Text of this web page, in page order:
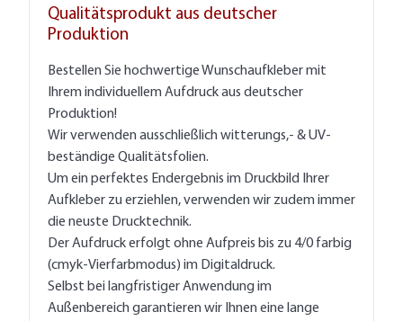
Qualitätsprodukt aus deutscher
Produktion
Bestellen Sie hochwertige Wunschaufkleber mit
Ihrem individuellem Aufdruck aus deutscher
Produktion!
Wir verwenden ausschließlich witterungs,- & UV-
beständige Qualitätsfolien.
Um ein perfektes Endergebnis im Druckbild Ihrer
Aufkleber zu erziehlen, verwenden wir zudem immer
die neuste Drucktechnik.
Der Aufdruck erfolgt ohne Aufpreis bis zu 4/0 farbig
(cmyk-Vierfarbmodus) im Digitaldruck.
Selbst bei langfristiger Anwendung im
Außenbereich garantieren wir Ihnen eine lange